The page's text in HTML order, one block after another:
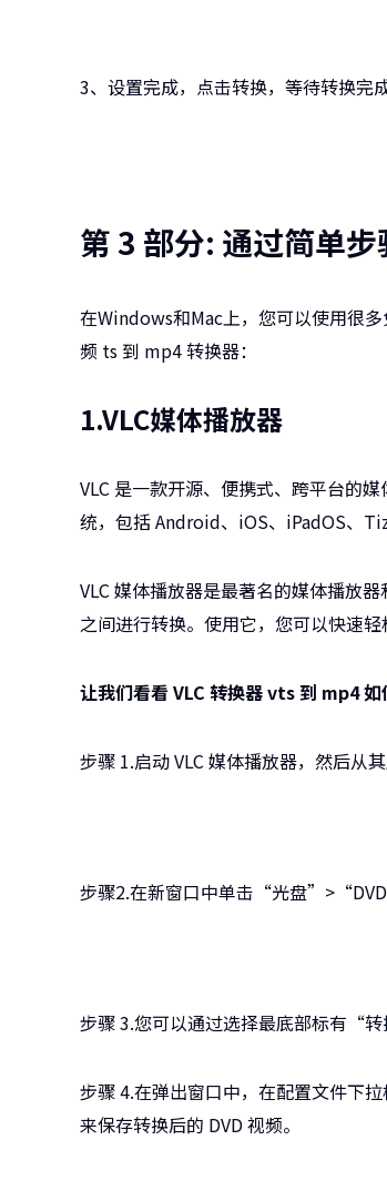
3、设置完成，点击转换，等待转换完
第 3 部分: 通过简单
在Windows和Mac上，您可以使用很
频 ts 到 mp4 转换器：
1.VLC媒体播放器
VLC 是一款开源、便携式、跨平台的
统，包括 Android、iOS、iPadOS、
VLC 媒体播放器是最著名的媒体播放
之间进行转换。使用它，您可以快速
让我们看看 VLC 转换器 vts 到 mp4 如
步骤 1.启动 VLC 媒体播放器，然后
步骤2.在新窗口中单击“光盘
步骤 3.您可以通过选择最底部标有“
步骤 4.在弹出窗口中，在配置文件下
来保存转换后的 DVD 视频。